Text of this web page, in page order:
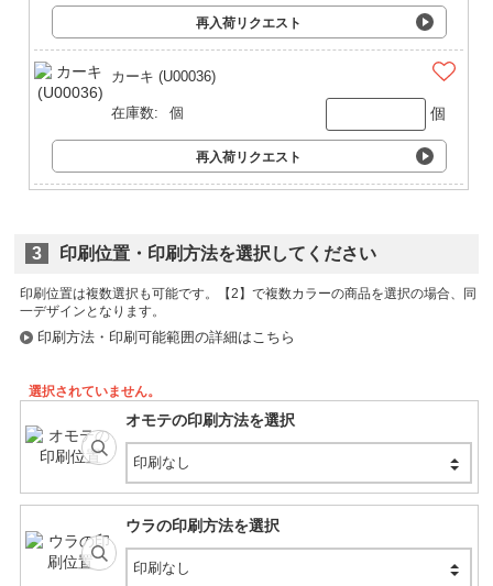
再入荷リクエスト
カーキ (U00036)
在庫数: 個 個
再入荷リクエスト
3 印刷位置・印刷方法を選択してください
印刷位置は複数選択も可能です。
印刷方法・印刷可能範囲の詳細はこちら
選択されていません。
オモテの印刷方法を選択
印刷なし
ウラの印刷方法を選択
印刷なし